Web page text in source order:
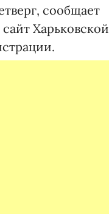
сообщает
Харьковской